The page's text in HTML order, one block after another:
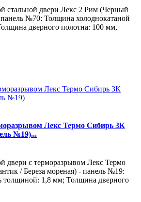
стальной двери Лекс 2 Рим (Черный
№70: Толщина холоднокатаной
дверного полотна: 100 мм,
Лекс Термо Сибирь 3К
№19)...
двери с терморазрывом Лекс Термо
/ Береза мореная) - панель №19:
толщиной: 1,8 мм; Толщина дверного